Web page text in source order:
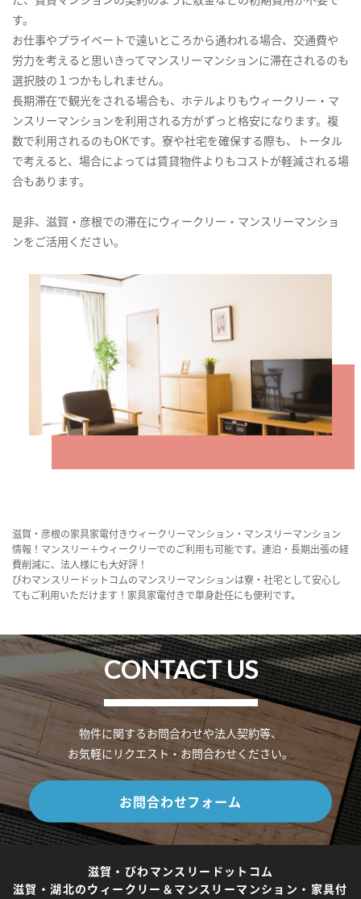
す。
お仕事やプライベートで遠いところから通われる場合、交通費や
労力を考えると思いきってマンスリーマンションに滞在されるのも
選択肢の１つかもしれません。
長期滞在で観光をされる場合も、ホテルよりもウィークリー・マ
ンスリーマンションを利用される方がずっと格安になります。複
数で利用されるのもOKです。寮や社宅を確保する際も、トータル
で考えると、場合によっては賃貸物件よりもコストが軽減される場
合もあります。
是非、滋賀・彦根での滞在にウィークリー・マンスリーマンショ
ンをご活用ください。
滋賀・彦根の家具家電付きウィークリーマンション・マンスリーマンション
情報！マンスリー＋ウィークリーでのご利用も可能です。連泊・長期出張の経
費削減に、法人様にも大好評！
びわマンスリードットコムのマンスリーマンションは寮・社宅として安心し
てもご利用いただけます！家具家電付きで単身赴任にも便利です。
CONTACT US
物件に関するお問合わせや法人契約等、
お気軽にリクエスト・お問合わせください。
お問合わせフォーム
滋賀・びわマンスリードットコム
滋賀・湖北のウィークリー＆マンスリーマンション・家具付